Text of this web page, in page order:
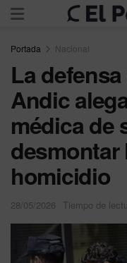
Portada Nacional
La
Andic
médica de
desmontar
homicidio
28/05/2026 Tiempo de